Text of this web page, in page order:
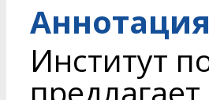
Аннотация
Институт